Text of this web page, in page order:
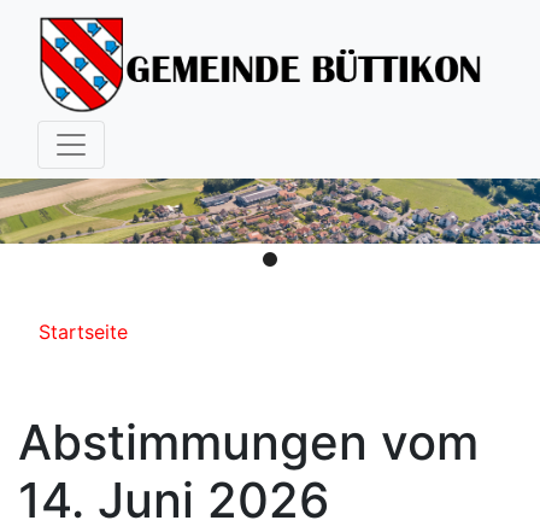
Hauptnavigation
Pfadnavigation
Startseite
Abstimmungen vom
14. Juni 2026